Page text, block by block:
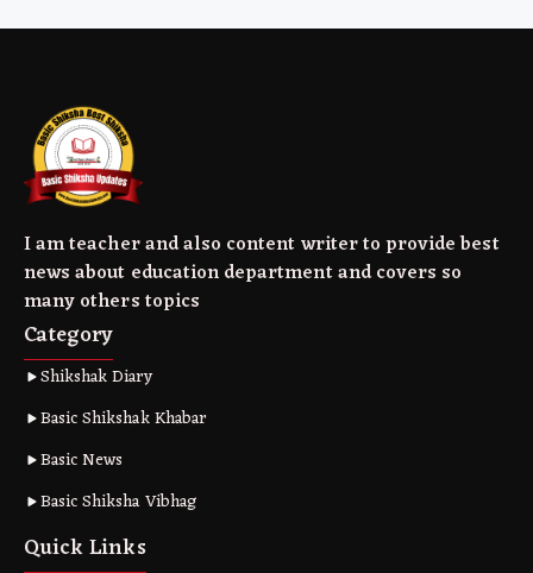
I am teacher and also content writer to provide best
news about education department and covers so
many others topics
Category
Shikshak Diary
Basic Shikshak Khabar
Basic News
Basic Shiksha Vibhag
Quick Links